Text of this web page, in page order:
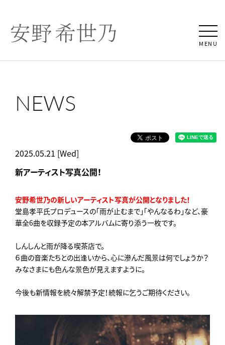
MENU
NEWS
2025.05.21 [Wed]
新アーティスト写真公開！
安野希世乃の新しいアーティスト写真が公開となりました！
堂島孝平氏プロデュースの「雨が止むまで」「やんなるわ」など、豪
華全6曲を収録予定の本アルバムに寄り添う一枚です。
しんしんと雨が降る喫茶店で。
６曲の音楽たちとの出逢いから、心に滲んだ風景は何でしょうか？
みなさまにも色んな景色が見えますように。
今後も新情報を続々解禁予定！続報に乞うご期待ください。